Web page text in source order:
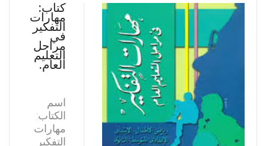
كتاب:
مهارات
التفكير
في
مراحل
التعليم
العام.
اسم
الكتاب:
مهارات
التفكير